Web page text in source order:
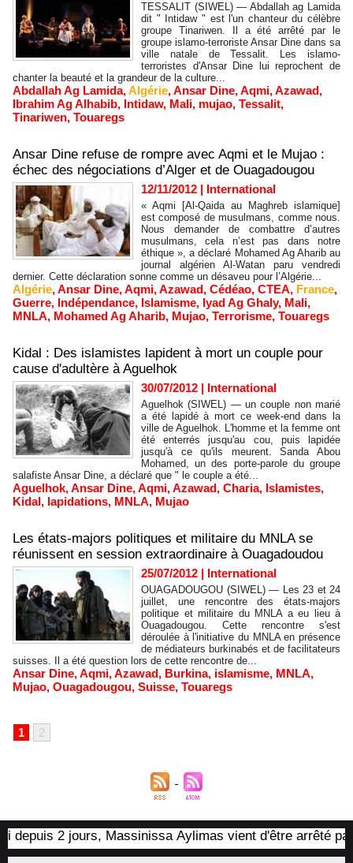
TESSALIT (SIWEL) — Abdallah ag Lamida
dit " Intidaw " est l'un chanteur du célèbre
groupe Tinariwen. Il a été arrêté par le
groupe islamo-terroriste Ansar Dine dans sa
ville natale de Tessalit. Les islamo-
terroristes d'Ansar Dine lui reprochent de
chanter la beauté et la grandeur de la culture...
Abdallah Ag Lamida,Algérie,Ansar Dine,Aqmi,Azawad,
Ibrahim Ag Alhabib, Intidaw, Mali, mujao, Tessalit,
Tinariwen, Touaregs
Ansar Dine refuse de rompre avec Aqmi et le Mujao :
échec des négociations d’Alger et de Ouagadougou
12/11/2012 | International
« Aqmi [Al-Qaida au Maghreb islamique]
est composé de musulmans, comme nous.
Nous demander de combattre d’autres
musulmans, cela n’est pas dans notre
éthique », a déclaré Mohamed Ag Aharib au
journal algérien Al-Watan paru vendredi
dernier. Cette déclaration sonne comme un désaveu pour l’Algérie...
Algérie,Ansar Dine,Aqmi,Azawad, Cédéao, CTEA, France,
Guerre, Indépendance, Islamisme, Iyad Ag Ghaly, Mali,
MNLA, Mohamed Ag Aharib, Mujao, Terrorisme, Touaregs
Kidal : Des islamistes lapident à mort un couple pour
cause d'adultère à Aguelhok
30/07/2012 | International
Aguelhok (SIWEL) — un couple non marié
a été lapidé à mort ce week-end dans la
ville de Aguelhok. L'homme et la femme ont
été enterrés jusqu'au cou, puis lapidée
jusqu'à ce qu'ils meurent. Sanda Abou
Mohamed, un des porte-parole du groupe
salafiste Ansar Dine, a déclaré que " le couple a été...
Aguelhok,Ansar Dine,Aqmi,Azawad, Charia, Islamistes,
Kidal, lapidations, MNLA, Mujao
Les états-majors politiques et militaire du MNLA se
réunissent en session extraordinaire à Ouagadoudou
25/07/2012 | International
OUAGADOUGOU (SIWEL) — Les 23 et 24
juillet, une rencontre des états-majors
politique et militaire du MNLA a eu lieu à
Ouagadougou. Cette rencontre s'est
déroulée à l'initiative du MNLA en présence
de médiateurs burkinabés et de facilitateurs
suisses. Il a été question lors de cette rencontre de...
Ansar Dine,Aqmi,Azawad, Burkina, islamisme, MNLA,
Mujao, Ouagadougou, Suisse, Touaregs
1 2
2 jours, Massinissa Aylimas vient d'être arrêté par les